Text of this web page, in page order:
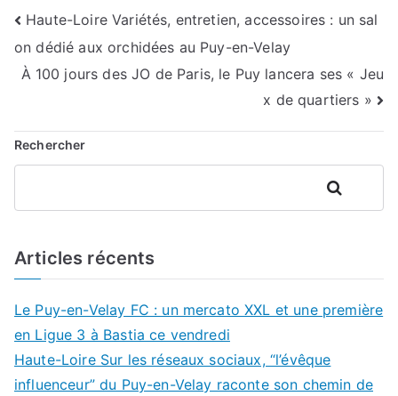
Navigation
de
Haute-Loire Variétés, entretien, accessoires : un sal
on dédié aux orchidées au Puy-en-Velay
À 100 jours des JO de Paris, le Puy lancera ses « Jeu
x de quartiers »
Rechercher
Rechercher
Articles récents
Le Puy-en-Velay FC : un mercato XXL et une première
en Ligue 3 à Bastia ce vendredi
Haute-Loire Sur les réseaux sociaux, “l’évêque
influenceur” du Puy-en-Velay raconte son chemin de